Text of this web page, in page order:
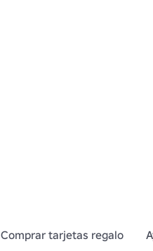
Comprar tarjetas regalo